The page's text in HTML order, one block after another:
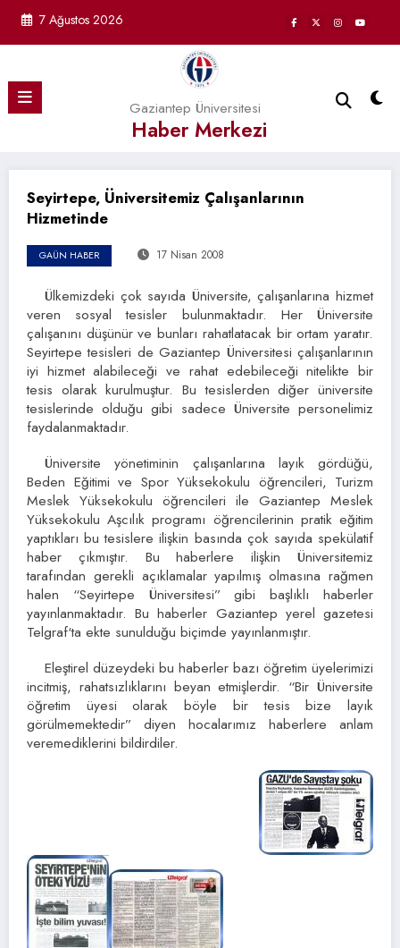
7 Ağustos 2026
Gaziantep Üniversitesi
Haber Merkezi
Seyirtepe, Üniversitemiz Çalışanlarının
Hizmetinde
GAÜN HABER 17 Nisan 2008
Ülkemizdeki çok sayıda Üniversite, çalışanlarına hizmet
veren sosyal tesisler bulunmaktadır. Her Üniversite
çalışanını düşünür ve bunları rahatlatacak bir ortam yaratır.
Seyirtepe tesisleri de Gaziantep Üniversitesi çalışanlarının
iyi hizmet alabileceği ve rahat edebileceği nitelikte bir
tesis olarak kurulmuştur. Bu tesislerden diğer üniversite
tesislerinde olduğu gibi sadece Üniversite personelimiz
faydalanmaktadır.
Üniversite yönetiminin çalışanlarına layık gördüğü,
Beden Eğitimi ve Spor Yüksekokulu öğrencileri, Turizm
Meslek Yüksekokulu öğrencileri ile Gaziantep Meslek
Yüksekokulu Aşcılık programı öğrencilerinin pratik eğitim
yaptıkları bu tesislere ilişkin basında çok sayıda spekülatif
haber çıkmıştır. Bu haberlere ilişkin Üniversitemiz
tarafından gerekli açıklamalar yapılmış olmasına rağmen
halen “Seyirtepe Üniversitesi” gibi başlıklı haberler
yayınlanmaktadır. Bu haberler Gaziantep yerel gazetesi
Telgraf‘ta ekte sunulduğu biçimde yayınlanmıştır.
Eleştirel düzeydeki bu haberler bazı öğretim üyelerimizi
incitmiş, rahatsızlıklarını beyan etmişlerdir. “Bir Üniversite
öğretim üyesi olarak böyle bir tesis bize layık
görülmemektedir” diyen hocalarımız haberlere anlam
veremediklerini bildirdiler.